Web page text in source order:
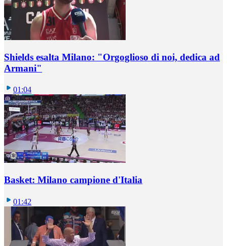
Shields esalta Milano: "Orgoglioso di noi, dedica ad
Armani"
01:04
Basket: Milano campione d'Italia
01:42